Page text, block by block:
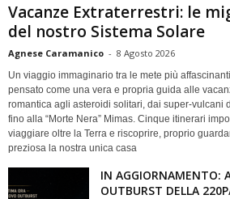
Vacanze Extraterrestri: le
del nostro Sistema Solare
Agnese Caramanico - 8 Agosto 2026
Un viaggio immaginario tra le mete più
pensato come una vera e propria guida alle
romantica agli asteroidi solitari, dai super-vulcani
fino alla “Morte Nera” Mimas. Cinque itinerari
viaggiare oltre la Terra e riscoprire, proprio
preziosa la nostra unica casa
IN AGGIORNAMENTO:
OUTBURST DELLA